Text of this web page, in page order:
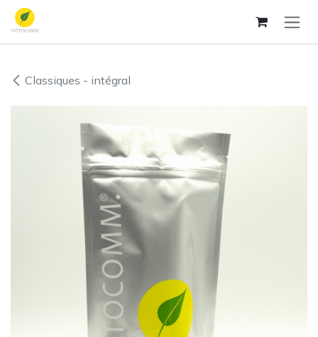
Se rendre au contenu
Classiques - intégral